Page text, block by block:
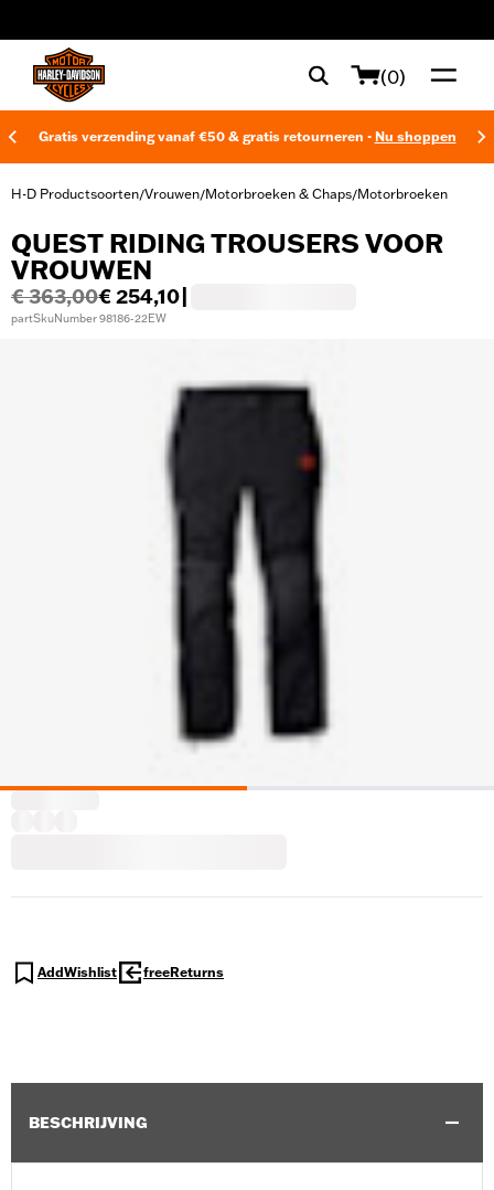
(0)
Gratis verzending vanaf €50 & gratis retourneren - Nu shoppen
H-D Productsoorten/Vrouwen/Motorbroeken & Chaps/Motorbroeken
QUEST RIDING TROUSERS VOOR
VROUWEN
€ 363,00€ 254,10
partSkuNumber 98186-22EW
AddWishlist freeReturns
BESCHRIJVING